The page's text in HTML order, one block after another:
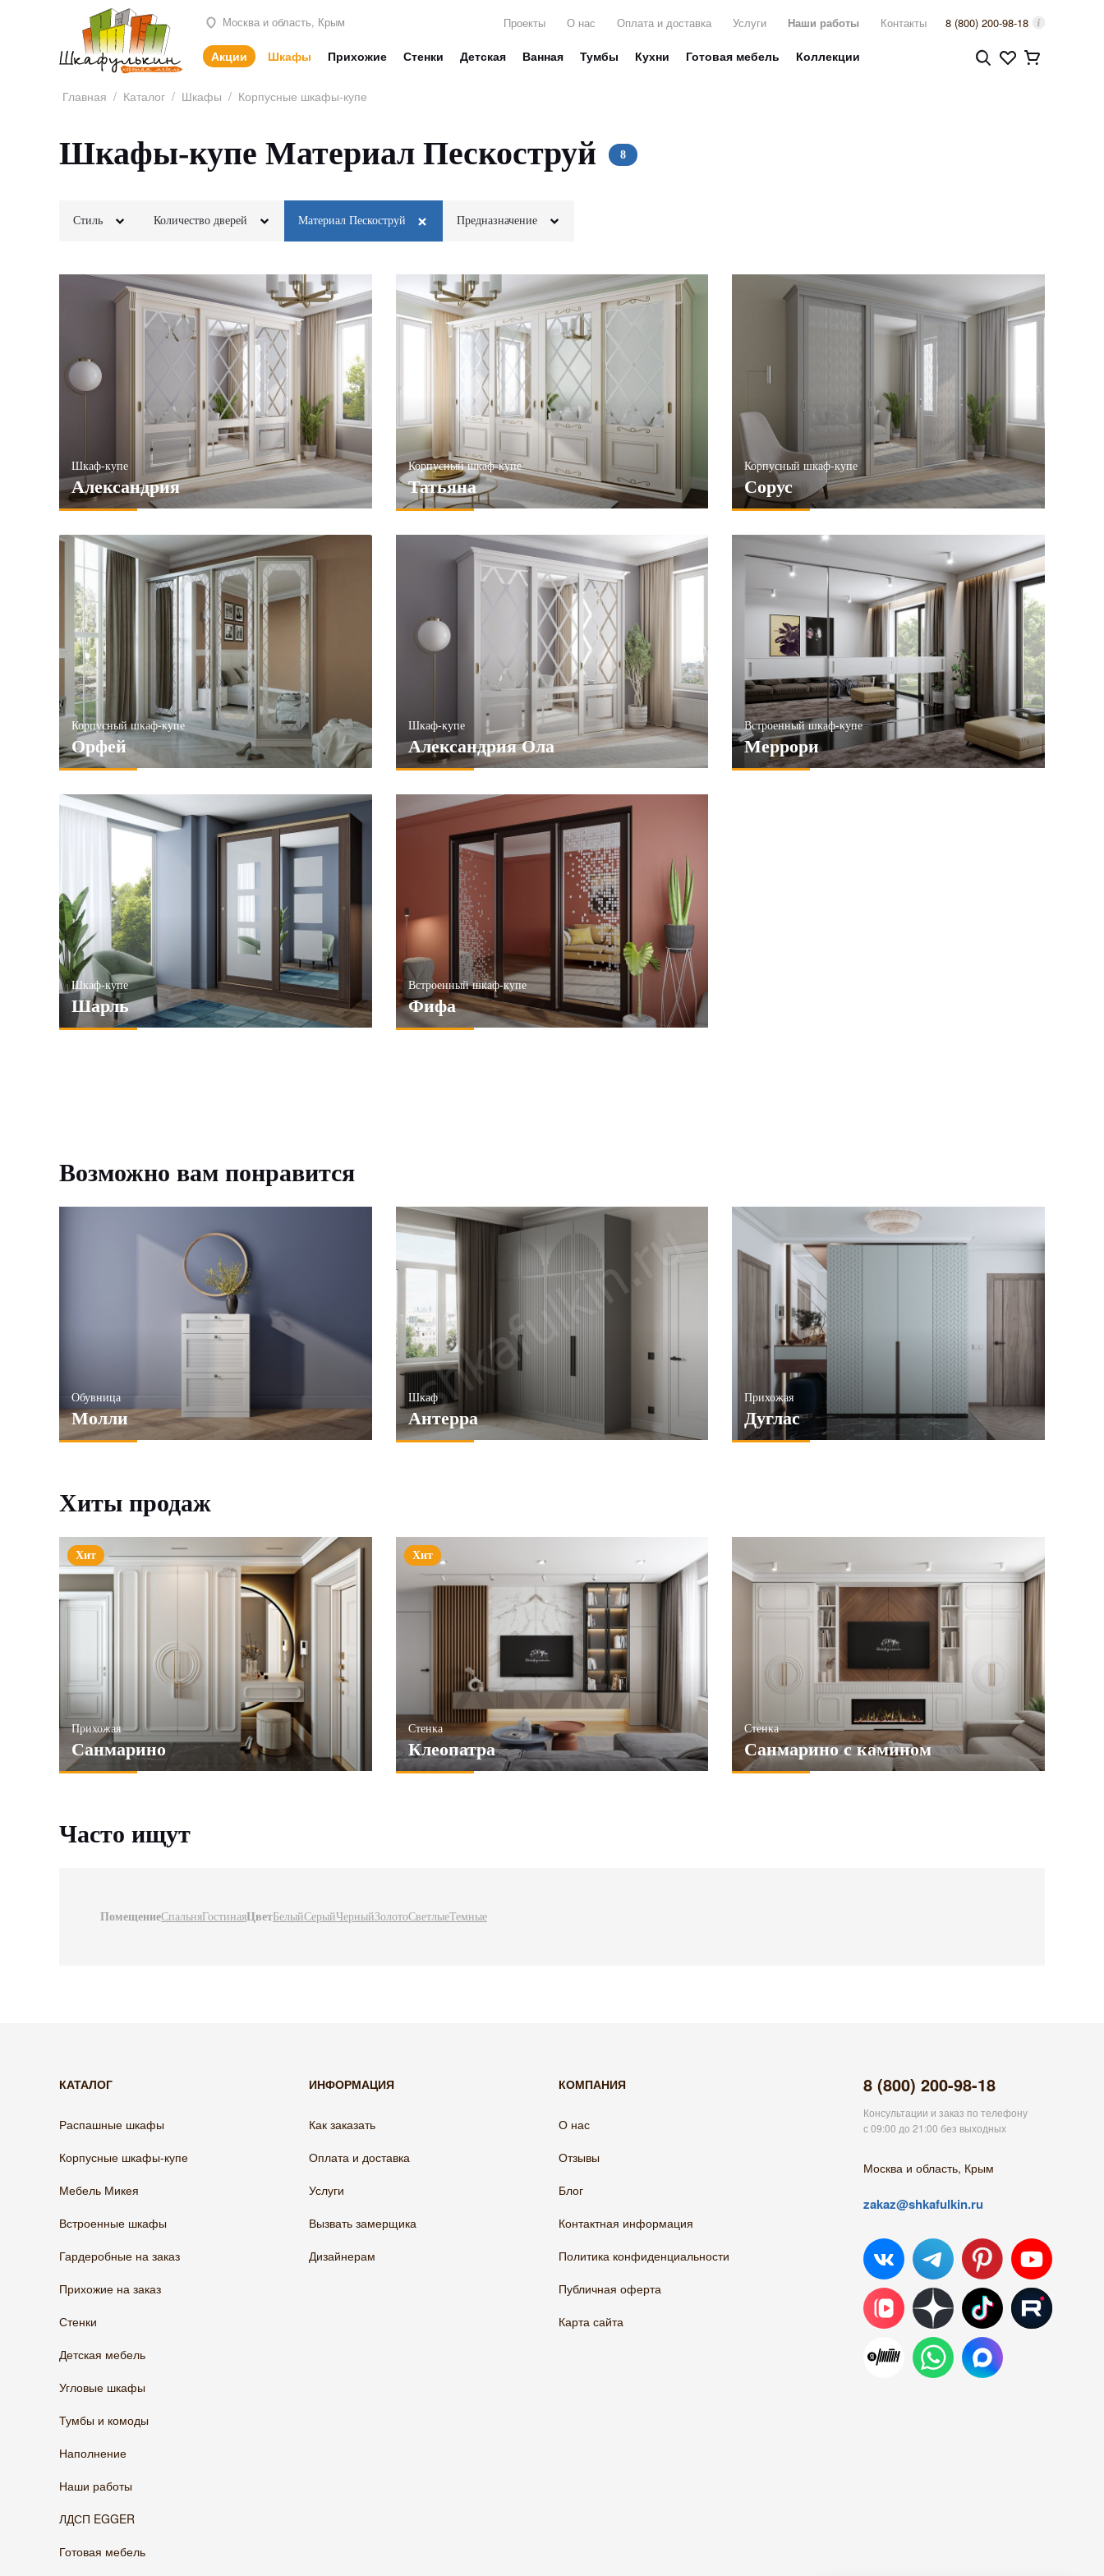
Москва и область, Крым Проекты О нас Оплата и доставка Услуги Наши работы Контакты 8 (800) 200-98-18
Акции Шкафы Прихожие Стенки Детская Ванная Тумбы Кухни Готовая мебель Коллекции
Главная / Каталог / Шкафы / Корпусные шкафы-купе
Стиль
Классика
Неоклассика
Современный
Прованс
Лофт
Минимализм
Этнический
Скандинавский
Хай-тек
ПРИМЕНИТЬ
Количество дверей
2х створчатые
3х створчатые
4х створчатые
5и створчатые
6и створчатые
ПРИМЕНИТЬ
Материал Пескоструй
МДФ
ЛДСП
Зеркала
Стекло
Фотопечать
Пескоструй
Фреска
Глянец
Матовые
ПРИМЕНИТЬ
Предназначение
Для белья
Для вещей
Для книг
ПРИМЕНИТЬ
Часто ищут
ПомещениеСпальняГостинаяЦветБелыйСерыйЧерныйЗолотоСветлыеТемные
Шкафы-купе Материал Пескоструй
Шкаф-купе
Александрия
Корпусный шкаф-купе
Татьяна
Корпусный шкаф-купе
Сорус
Корпусный шкаф-купе
Орфей
Шкаф-купе
Александрия Ола
Встроенный шкаф-купе
Меррори
Шкаф-купе
Шарль
Встроенный шкаф-купе
Фифа
Возможно вам понравится
Обувница
Молли
Шкаф
Антерра
Прихожая
Дуглас
Хиты продаж
Хит
Прихожая
Санмарино
Хит
Стенка
Клеопатра
Стенка
Санмарино с камином
КАТАЛОГ
Распашные шкафы
Корпусные шкафы-купе
Мебель Микея
Встроенные шкафы
Гардеробные на заказ
Прихожие на заказ
Стенки
Детская мебель
Угловые шкафы
Тумбы и комоды
Наполнение
Наши работы
ЛДСП EGGER
Готовая мебель
ИНФОРМАЦИЯ
Как заказать
Оплата и доставка
Услуги
Вызвать замерщика
Дизайнерам
КОМПАНИЯ
О нас
Отзывы
Блог
Контактная информация
Политика конфиденциальности
Публичная оферта
Карта сайта
8 (800) 200-98-18
Консультации и заказ по телефону
с 09:00 до 21:00 без выходных
Москва и область, Крым
zakaz@shkafulkin.ru